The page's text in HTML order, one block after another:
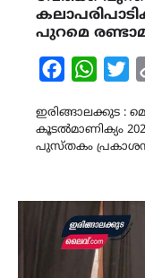
പുറമെ
Facebook
ഇരിങ്ങാലക്കുട :
കൂടൽമാണിക്യം
പുസ്തകം